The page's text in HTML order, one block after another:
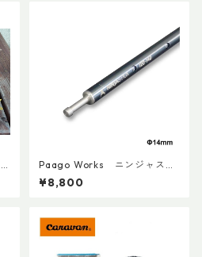
Paago Works ニンジャステ
ィック 120-140
¥8,800